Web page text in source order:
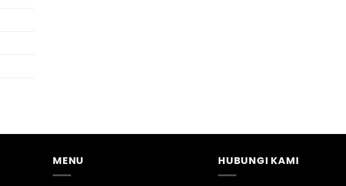
MENU HUBUNGI KAMI